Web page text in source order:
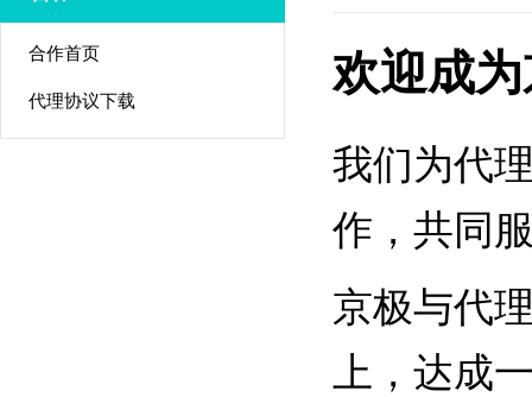
合作首页
代理协议下载
欢迎成
我们为代
作，共同
京极与代
上，达成